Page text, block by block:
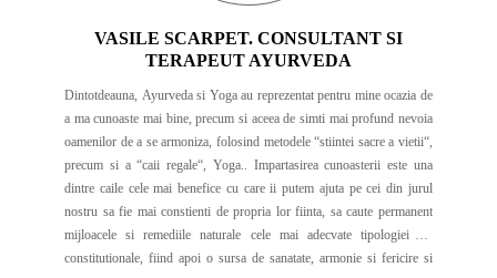
VASILE SCARPET. CONSULTANT SI
TERAPEUT AYURVEDA
Dintotdeauna, Ayurveda si Yoga au reprezentat pentru mine ocazia de
a ma cunoaste mai bine, precum si aceea de simti mai profund nevoia
oamenilor de a se armoniza, folosind metodele “stiintei sacre a vietii“,
precum si a “caii regale“, Yoga.. Impartasirea cunoasterii este una
dintre caile cele mai benefice cu care ii putem ajuta pe cei din jurul
nostru sa fie mai constienti de propria lor fiinta, sa caute permanent
mijloacele si remediile naturale cele mai adecvate tipologiei lor
constitutionale, fiind apoi o sursa de sanatate, armonie si fericire si